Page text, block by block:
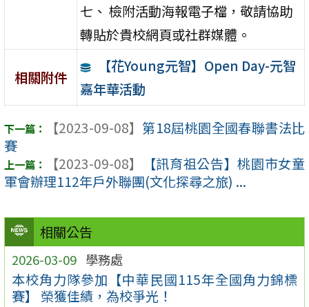
相關公告
2026-03-09 學務處
本校角力隊參加【中華民國115年全國角力錦標
賽】 榮獲佳績，為校爭光！
七、 檢附活動海報電子檔，敬請協助
轉貼於貴校網頁或社群媒體。
相關附件
【花Young元智】Open Day-元智
嘉年華活動
【2023-09-08】 第18屆桃園全國春聯書法比
賽
【2023-09-08】
【訊育祖公告】桃園市女童
軍會辦理112年戶外聯團(文化探尋之旅) ...